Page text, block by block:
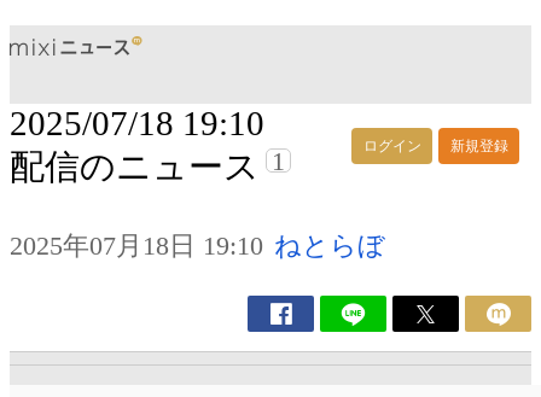
ログイン 新規登録
2025/07/18 19:10
配信のニュース
1
2025年07月18日 19:10 ねとらぼ